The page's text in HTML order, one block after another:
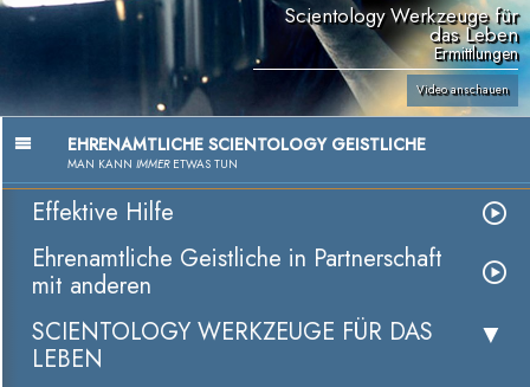
Scientology Werkzeuge für
das Leben
Ermittlungen
Video anschauen
EHRENAMTLICHE SCIENTOLOGY GEISTLICHE
MAN KANN IMMERETWAS TUN
Effektive Hilfe
Ehrenamtliche Geistliche in Partnerschaft
mit anderen
SCIENTOLOGY WERKZEUGE FÜR DAS
LEBEN